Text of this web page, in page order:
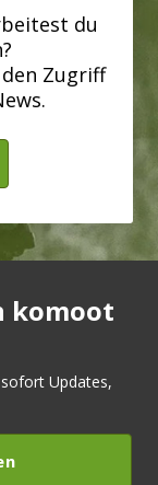
du
Zugriff
komoot
Updates,